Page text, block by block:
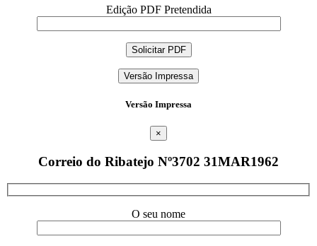
Edição PDF Pretendida
Versão Impressa
Versão Impressa
×
Correio do Ribatejo Nº3702 31MAR1962
O seu nome